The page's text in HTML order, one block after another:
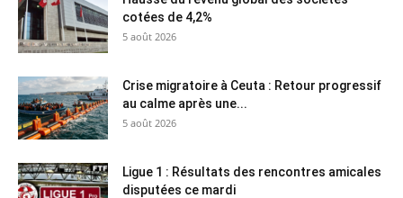
cotées de 4,2%
5 août 2026
Crise migratoire à Ceuta : Retour progressif
au calme après une...
5 août 2026
Ligue 1 : Résultats des rencontres amicales
disputées ce mardi